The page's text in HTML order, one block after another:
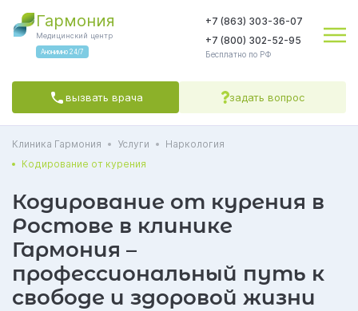
Гармония
Медицинский центр
Анонимно 24/7
+7 (863) 303-36-07
+7 (800) 302-52-95
Бесплатно по РФ
вызвать врача задать вопрос
Яндекс.Метрика
Политикой обработки
Политикой конфиденциальности
соглашением
Клиника Гармония Услуги
Наркология
Кодирование от курения
Кодирование от курения в
Ростове в клинике
Гармония –
профессиональный путь к
свободе и здоровой жизни